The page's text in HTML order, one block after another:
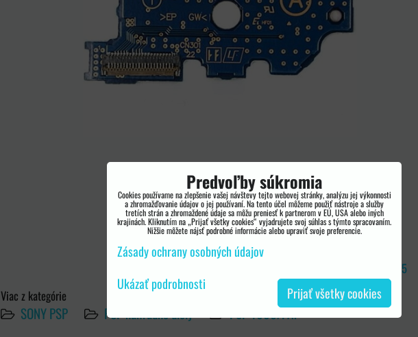
TYP DOSKY PSP 1000/FAT SW-445
Viac z kategórie
SONY PSP PSP náhradné diely PSP 1000/FAT
Predvoľby súkromia
Cookies používame na zlepšenie vašej návštevy tejto webovej stránky, analýzu jej výkonnosti
a zhromažďovanie údajov o jej používaní. Na tento účel môžeme použiť nástroje a služby
tretích strán a zhromaždené údaje sa môžu preniesť k partnerom v EÚ, USA alebo iných
krajinách. Kliknutím na „Prijať všetky cookies“ vyjadrujete svoj súhlas s týmto spracovaním.
Nižšie môžete nájsť podrobné informácie alebo upraviť svoje preferencie.
Zásady ochrany osobných údajov
Ukázať podrobnosti
Prijať všetky cookies